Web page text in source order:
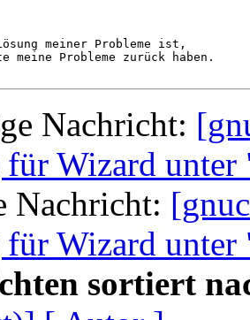
meiner Probleme ist,
meine Probleme zurück haben.
Nachricht:
Wizard
Nachricht:
Wizard
sortiert